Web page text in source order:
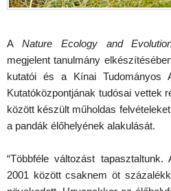
A Nature Ecology and
megjelent tanulmány
kutatói és a Kínai Tudományos
Kutatóközpontjának tudósai vettek
között készült műholdas
a pandák élőhelyének alakulását.
“Többféle változást
2001 között csaknem öt